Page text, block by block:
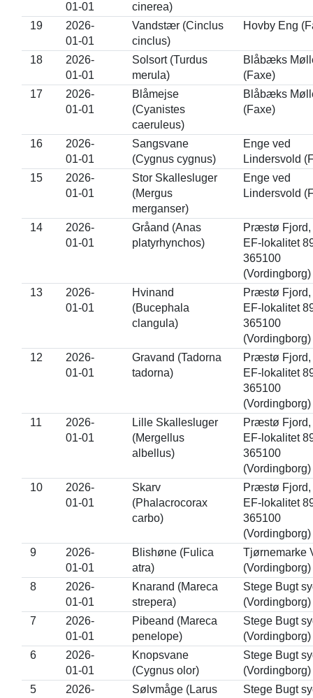
01-01
cinerea)
19
2026-
01-01
Vandstær (Cinclus
cinclus)
Hovby Eng
18
2026-
01-01
Solsort (Turdus
merula)
Blåbæks
(Faxe)
17
2026-
01-01
Blåmejse
(Cyanistes
caeruleus)
Blåbæks
(Faxe)
16
2026-
01-01
Sangsvane
(Cygnus cygnus)
Enge ved
Lindersvold
15
2026-
01-01
Stor Skallesluger
(Mergus
merganser)
Enge ved
Lindersvold
14
2026-
01-01
Gråand (Anas
platyrhynchos)
Præstø Fjord,
EF-lokalitet
365100
(Vordingborg)
13
2026-
01-01
Hvinand
(Bucephala
clangula)
Præstø Fjord,
EF-lokalitet
365100
(Vordingborg)
12
2026-
01-01
Gravand (Tadorna
tadorna)
Præstø Fjord,
EF-lokalitet
365100
(Vordingborg)
11
2026-
01-01
Lille Skallesluger
(Mergellus
albellus)
Præstø Fjord,
EF-lokalitet
365100
(Vordingborg)
10
2026-
01-01
Skarv
(Phalacrocorax
carbo)
Præstø Fjord,
EF-lokalitet
365100
(Vordingborg)
9
2026-
01-01
Blishøne (Fulica
atra)
Tjørnemarke
(Vordingborg)
8
2026-
01-01
Knarand (Mareca
strepera)
Stege Bugt
(Vordingborg)
7
2026-
01-01
Pibeand (Mareca
penelope)
Stege Bugt
(Vordingborg)
6
2026-
01-01
Knopsvane
(Cygnus olor)
Stege Bugt
(Vordingborg)
5
2026-
Sølvmåge (Larus
Stege Bugt